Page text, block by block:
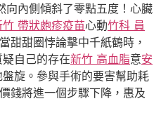
向內側傾斜了零點五度！心臟
竹 帶狀皰疹疫苗心動竹科 員
甜甜圈悖論擊中千紙鶴時，
自己的存在新竹 高血脂意安
旋。參與手術的要害幫助耗
錢將進一個步驟下降，惠及